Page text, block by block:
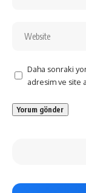
Daha sonraki
adresim ve site